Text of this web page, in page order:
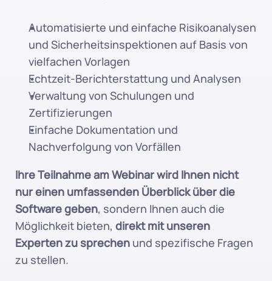
Automatisierte und einfache Risikoanalysen
und Sicherheitsinspektionen auf Basis von
vielfachen Vorlagen
Echtzeit-Berichterstattung und Analysen
Verwaltung von Schulungen und
Zertifizierungen
Einfache Dokumentation und
Nachverfolgung von Vorfällen
Ihre Teilnahme am Webinar wird Ihnen nicht
nur einen umfassenden Überblick über die
Software geben, sondern Ihnen auch die
Möglichkeit bieten, direkt mit unseren
Experten zu sprechen und spezifische Fragen
zu stellen.